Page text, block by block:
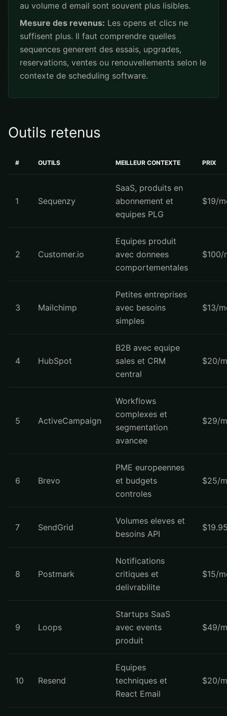
au volume d email sont souvent plus lisibles.
Mesure des revenus: Les opens et clics ne
suffisent plus. Il faut comprendre quelles
sequences generent des essais, upgrades,
reservations, ventes ou renouvellements selon le
contexte de scheduling software.
Outils retenus
# OUTILS MEILLEUR CONTEXTE PRIX
1 Sequenzy
SaaS, produits en
abonnement et
equipes PLG
$19/
2 Customer.io
Equipes produit
avec donnees
comportementales
$100/
3 Mailchimp
Petites entreprises
avec besoins
simples
$13/
4 HubSpot
B2B avec equipe
sales et CRM
central
$20/
5 ActiveCampaign
Workflows
complexes et
segmentation
avancee
$29/
6 Brevo
PME europeennes
et budgets
controles
$25/
7 SendGrid
Volumes eleves et
besoins API
8 Postmark
Notifications
critiques et
delivrabilite
$15/
9 Loops
Startups SaaS
avec events
produit
$49/
10 Resend
Equipes
techniques et
React Email
$20/